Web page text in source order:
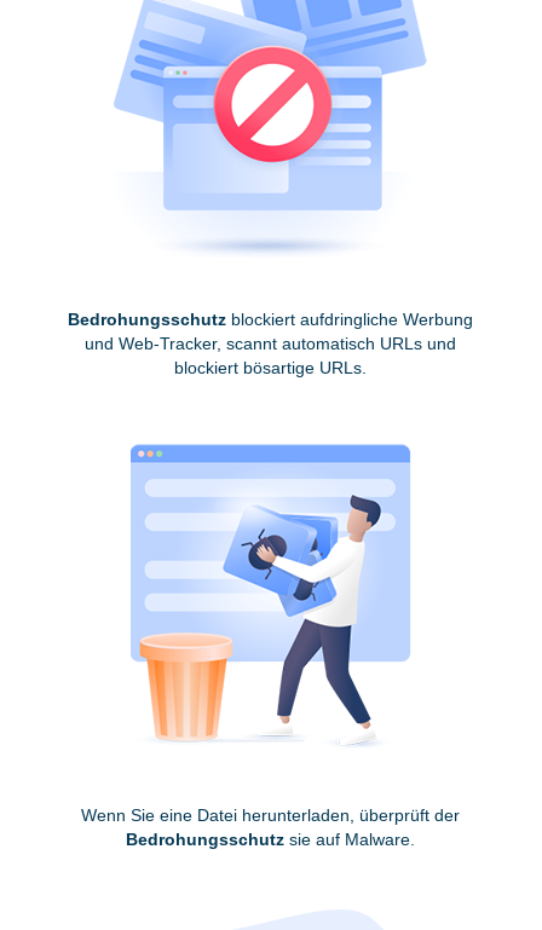
Bedrohungsschutz blockiert aufdringliche Werbung
und Web-Tracker, scannt automatisch URLs und
blockiert bösartige URLs.
Wenn Sie eine Datei herunterladen, überprüft der
Bedrohungsschutz sie auf Malware.